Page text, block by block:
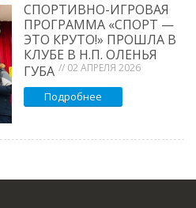
СПОРТИВНО-ИГРОВАЯ
ПРОГРАММА «СПОРТ —
ЭТО КРУТО!» ПРОШЛА В
КЛУБЕ В Н.П. ОЛЕНЬЯ
ГУБА // 02 АПРЕЛЯ 2026
Подробнее